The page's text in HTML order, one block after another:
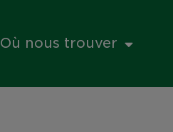
Où nous trouver